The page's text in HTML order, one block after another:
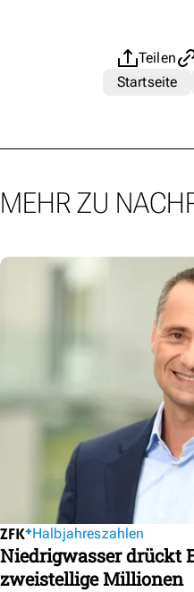
Teilen
Startseite
MEHR ZU
Halbjahreszahlen
Niedrigwasser drückt
zweistellige Millionen